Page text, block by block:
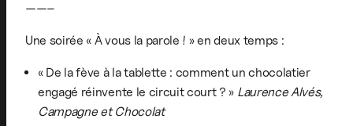
——–
Une soirée « À vous la parole ! » en deux temps :
« De la fève à la tablette : comment un chocolatier
engagé réinvente le circuit court ? » Laurence Alvés,
Campagne et Chocolat